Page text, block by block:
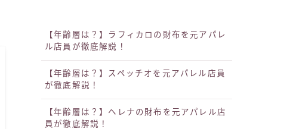
【年齢層は？】ラフィカロの財布を元アパレ
ル店員が徹底解説！
【年齢層は？】スペッチオを元アパレル店員
が徹底解説！
【年齢層は？】ヘレナの財布を元アパレル店
員が徹底解説！